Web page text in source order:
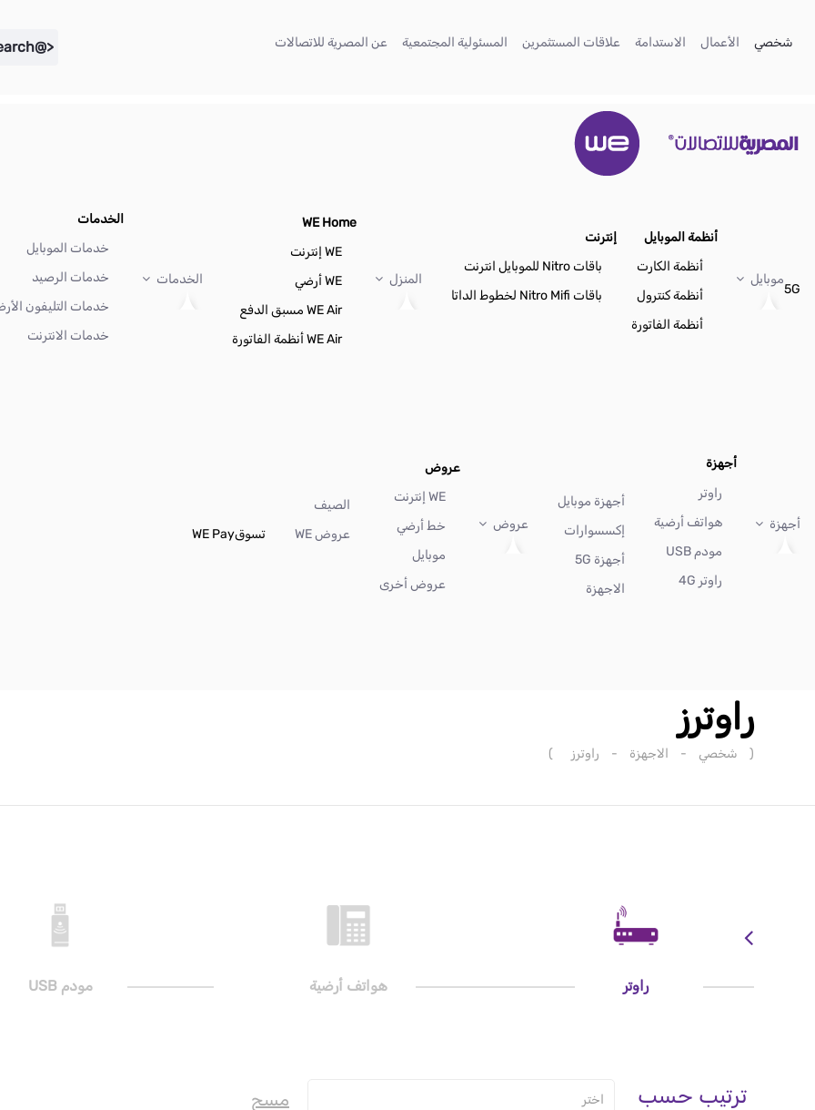
شخصي
الأعمال الاستدامة
(current) علاقات المستثمرين
(current) المسئولية المجتمعية
(current) عن المصرية للاتصالات <@liferay.language key="search" />
5G
موبايل
أنظمة الموبايل
أنظمة الكارت
أنظمة كنترول
أنظمة الفاتورة
إنترنت
باقات Nitro للموبايل انترنت
باقات Nitro Mifi لخطوط الداتا
المنزل
WE Home
WE إنترنت
WE أرضي
WE Air مسبق الدفع
WE Air أنظمة الفاتورة
الخدمات
الخدمات
خدمات الموبايل
خدمات الرصيد
خدمات التليفون
خدمات الانترنت
أجهزة
أجهزة
راوتر
هواتف أرضية
مودم USB
راوتر 4G
أجهزة موبايل
إكسسوارات
أجهزة 5G
الاجهزة
عروض
عروض
WE إنترنت
خط أرضي
موبايل
عروض أخرى
الصيف
عروض WE
تسوقWE Pay
راوترز
( شخصي - الاجهزة - راوترز )
راوتر هواتف أرضية مودم USB
ترتيب حسب مسح